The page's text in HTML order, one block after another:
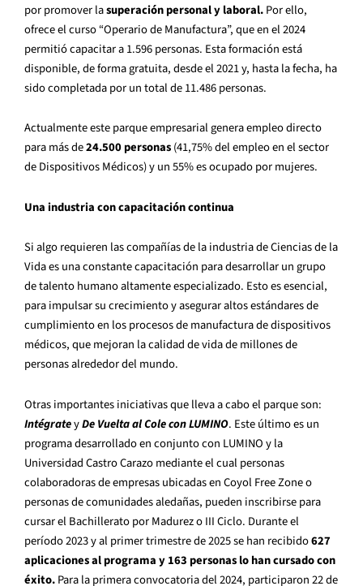
por promover lasuperación personal y laboral.Por ello,
ofrece el curso “Operario de Manufactura”, que en el 2024
permitió capacitar a 1.596 personas. Esta formación está
disponible, de forma gratuita, desde el 2021 y, hasta la fecha, ha
sido completada por un total de 11.486 personas.
Actualmente este parque empresarial genera empleo directo
para más de24.500 personas(41,75% del empleo en el sector
de Dispositivos Médicos) y un 55% es ocupado por mujeres.
Una industria con capacitación continua
Si algo requieren las compañías de la industria de Ciencias de la
Vida es una constante capacitación para desarrollar un grupo
de talento humano altamente especializado. Esto es esencial,
para impulsar su crecimiento y asegurar altos estándares de
cumplimiento en los procesos de manufactura de dispositivos
médicos, que mejoran la calidad de vida de millones de
personas alrededor del mundo.
Otras importantes iniciativas que lleva a cabo el parque son:
IntégrateyDe Vuelta al Cole con LUMINO. Este último es un
programa desarrollado en conjunto con LUMINO y la
Universidad Castro Carazo mediante el cual personas
colaboradoras de empresas ubicadas en Coyol Free Zone o
personas de comunidades aledañas, pueden inscribirse para
cursar el Bachillerato por Madurez o III Ciclo. Durante el
período 2023 y al primer trimestre de 2025 se han recibido627
aplicaciones al programa y 163 personas lo han cursado con
éxito.Para la primera convocatoria del 2024, participaron 22 de